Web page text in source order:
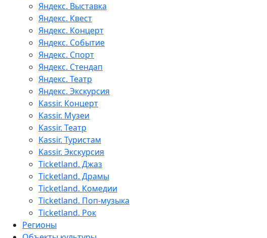
Яндекс. Выставка
Яндекс. Квест
Яндекс. Концерт
Яндекс. Событие
Яндекс. Спорт
Яндекс. Стендап
Яндекс. Театр
Яндекс. Экскурсия
Kassir. Концерт
Kassir. Музеи
Kassir. Театр
Kassir. Туристам
Kassir. Экскурсия
Ticketland. Джаз
Ticketland. Драмы
Ticketland. Комедии
Ticketland. Поп-музыка
Ticketland. Рок
Регионы